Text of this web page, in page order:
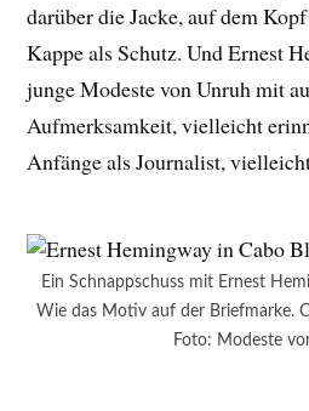
darüber die Jacke, auf dem
Kappe als Schutz. Und Ernest
junge Modeste von Unruh mit
Aufmerksamkeit, vielleicht
Anfänge als Journalist,
Ein Schnappschuss mit Ernest
Wie das Motiv auf der Briefmarke.
Foto: Modeste